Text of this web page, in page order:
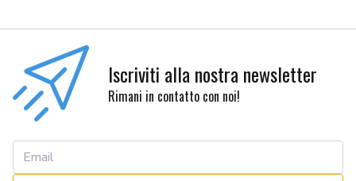
Iscriviti alla nostra newsletter
Rimani in contatto con noi!